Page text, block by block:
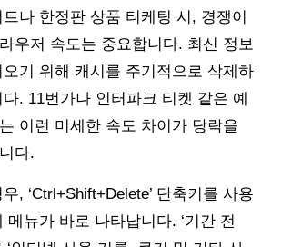
나 한정판 상품 티케팅 시, 경쟁이
우저 속도는 중요합니다. 최신 정보
기 위해 캐시를 주기적으로 삭제하
. 11번가나 인터파크 티켓 같은 예
이런 미세한 속도 차이가 당락을
다.
, ‘Ctrl+Shift+Delete’ 단축키를 사용
메뉴가 바로 나타납니다. ‘기간 전